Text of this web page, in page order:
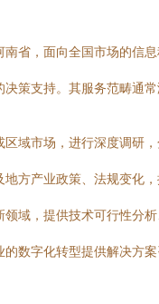
省，面向全国市场的信
策支持。其服务范畴通常
区域市场，进行深度调研
地方产业政策、法规变化
领域，提供技术可行性分
的数字化转型提供解决方